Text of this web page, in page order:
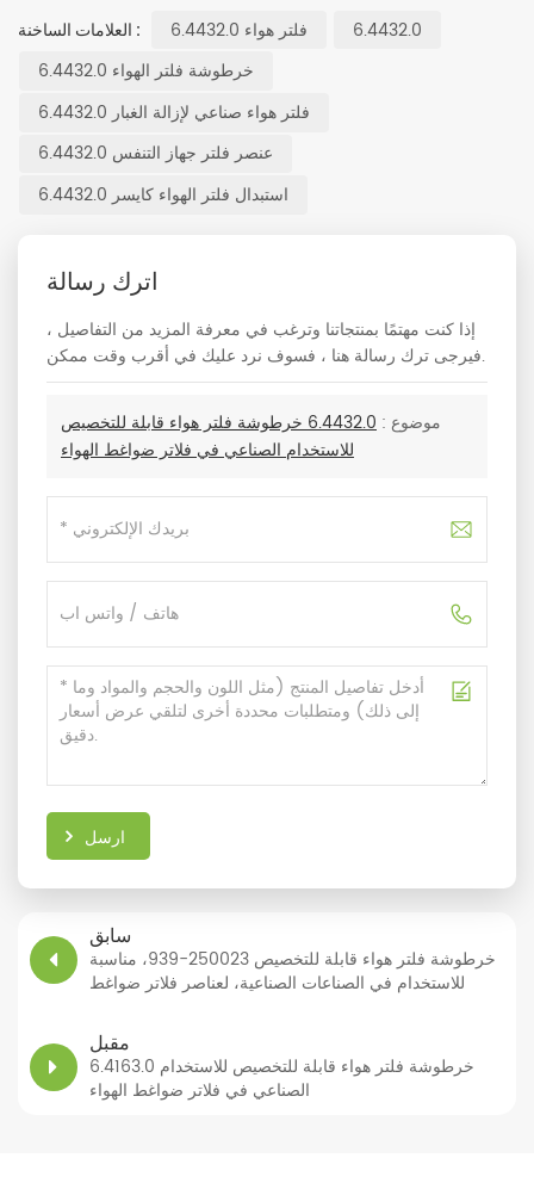
العلامات الساخنة : فلتر هواء 6.4432.0
6.4432.0
خرطوشة فلتر الهواء 6.4432.0
فلتر هواء صناعي لإزالة الغبار 6.4432.0
عنصر فلتر جهاز التنفس 6.4432.0
استبدال فلتر الهواء كايسر 6.4432.0
اترك رسالة
إذا كنت مهتمًا بمنتجاتنا وترغب في معرفة المزيد من التفاصيل ،
فيرجى ترك رسالة هنا ، فسوف نرد عليك في أقرب وقت ممكن.
موضوع :
6.4432.0 خرطوشة فلتر هواء قابلة للتخصيص
للاستخدام الصناعي في فلاتر ضواغط الهواء
ارسل
سابق
خرطوشة فلتر هواء قابلة للتخصيص 250023-939، مناسبة
للاستخدام في الصناعات الصناعية، لعناصر فلاتر ضواغط
مقبل
6.4163.0 خرطوشة فلتر هواء قابلة للتخصيص للاستخدام
الصناعي في فلاتر ضواغط الهواء